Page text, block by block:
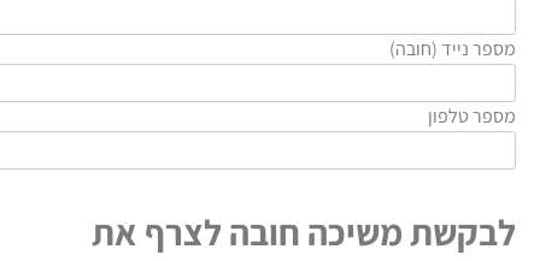
נייד (חובה)
טלפון
משיכה חובה לצרף את